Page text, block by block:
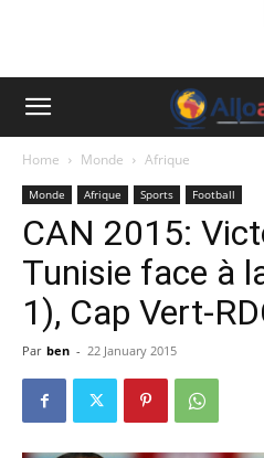
Home Monde Afrique
Monde Afrique Sports Football
CAN 2015:
Tunisie face à
1), Cap Vert-
Par ben - 22 January 2015